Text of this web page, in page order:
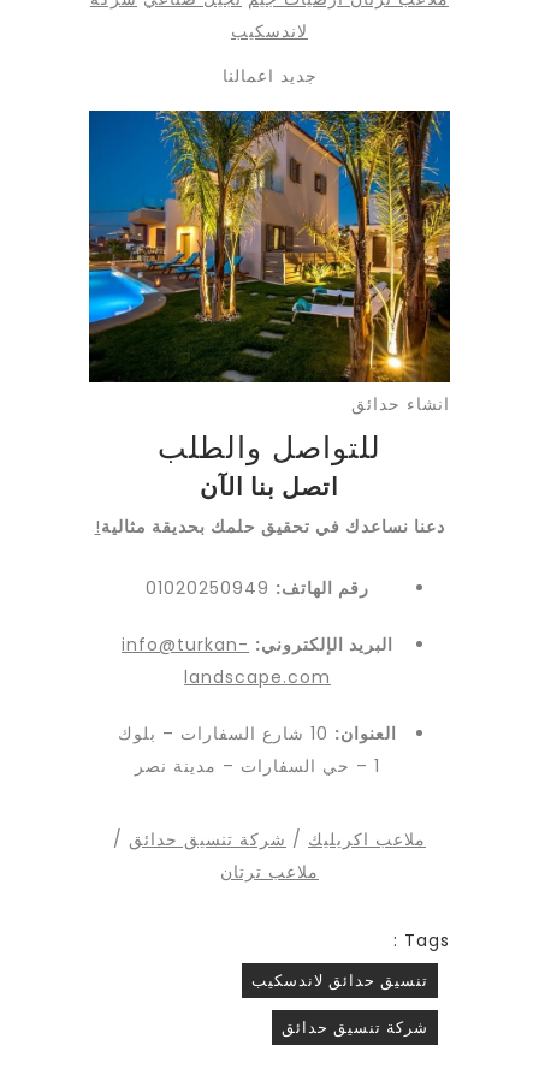
لاندسكيب
جديد اعمالنا
انشاء حدائق
للتواصل والطلب
اتصل بنا الآن
دعنا نساعدك في تحقيق حلمك بحديقة مثالية!
رقم الهاتف:
البريد الإلكتروني: info@turkan-
landscape.com
العنوان:
10 شارع السفارات – بلوك
1 – حي السفارات – مدينة نصر
ملاعب اكريليك / شركة تنسيق حدائق /
ملاعب ترتان
Tags :
تنسيق حدائق لاندسكيب
شركة تنسيق حدائق